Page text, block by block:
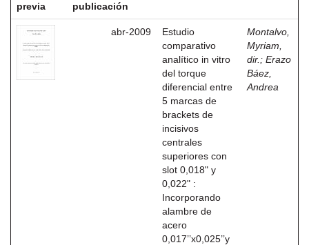
previa
publicación
abr-2009
Estudio
comparativo
analítico in vitro
del torque
diferencial entre
5 marcas de
brackets de
incisivos
centrales
superiores con
slot 0,018" y
0,022" :
Incorporando
alambre de
acero
0,017’’x0,025’’y
Montalvo,
Myriam,
dir. ; Erazo
Báez,
Andrea